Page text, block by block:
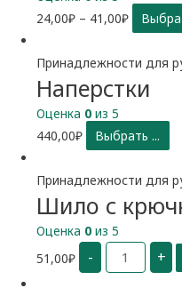
24,00₽ – 41,00₽
Принадлежности для
Наперстки
Оценка 0 из 5
440,00₽ Выбрать ...
Принадлежности для
Шило с
Оценка 0 из 5
51,00₽ -
Количество
Шило
с
+